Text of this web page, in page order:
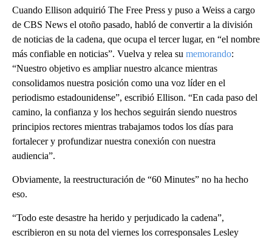
Cuando Ellison adquirió The Free Press y puso a Weiss a cargo
de CBS News el otoño pasado, habló de convertir a la división
de noticias de la cadena, que ocupa el tercer lugar, en “el nombre
más confiable en noticias”. Vuelva y relea su memorando:
“Nuestro objetivo es ampliar nuestro alcance mientras
consolidamos nuestra posición como una voz líder en el
periodismo estadounidense”, escribió Ellison. “En cada paso del
camino, la confianza y los hechos seguirán siendo nuestros
principios rectores mientras trabajamos todos los días para
fortalecer y profundizar nuestra conexión con nuestra
audiencia”.
Obviamente, la reestructuración de “60 Minutes” no ha hecho
eso.
“Todo este desastre ha herido y perjudicado la cadena”,
escribieron en su nota del viernes los corresponsales Lesley